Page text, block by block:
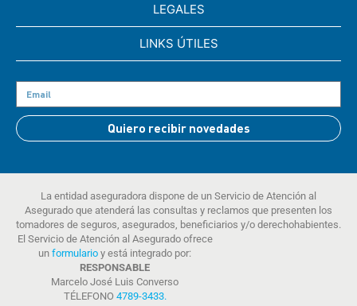
LEGALES
LINKS ÚTILES
Quiero recibir novedades
La entidad aseguradora dispone de un Servicio de Atención al
Asegurado que atenderá las consultas y reclamos que presenten los
tomadores de seguros, asegurados, beneficiarios y/o derechohabientes.
El Servicio de Atención al Asegurado ofrece
un formulario y está integrado por:
RESPONSABLE
Marcelo José Luis Converso
TÉLEFONO 4789-3433.